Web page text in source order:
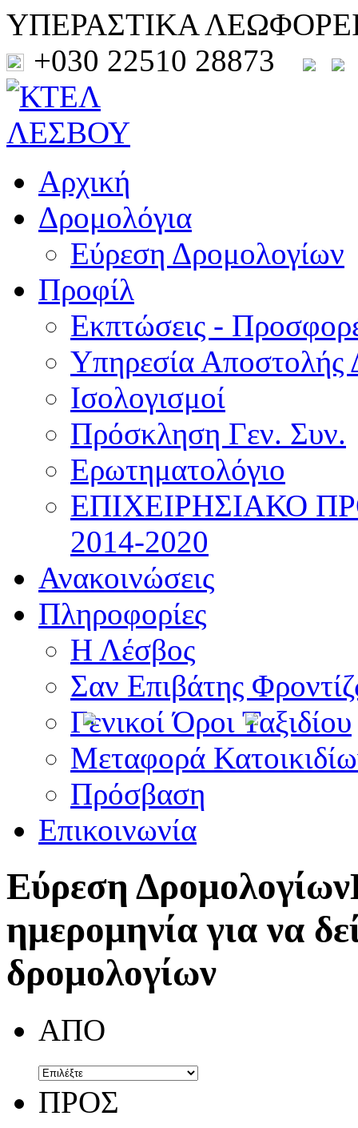
ΥΠΕΡΑΣΤΙΚΑ
+030 22510 28873
Αρχική
Δρομολόγια
Εύρεση Δρομολογίων
Προφίλ
Εκπτώσεις -
Υπηρεσία Αποστολής
Ισολογισμοί
Πρόσκληση Γεν. Συν.
Ερωτηματολόγιο
ΕΠΙΧΕΙΡΗΣΙΑΚΟ
2014-2020
Ανακοινώσεις
Πληροφορίες
Η Λέσβος
Σαν Επιβάτης
Γενικοί Όροι Ταξιδίου
Μεταφορά
Πρόσβαση
Επικοινωνία
Εύρεση Δρομολογίων
ημερομηνία για να
δρομολογίων
ΑΠΟ
ΠΡΟΣ